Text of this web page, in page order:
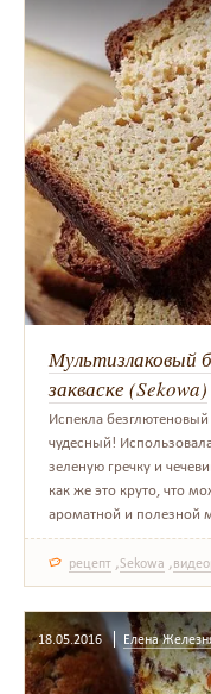
Мультизлаковый
закваске (Sekowa)
Испекла
чудесный!
зеленую гречку и
как же это круто, что
ароматной и полезной
рецепт ,Sekowa ,
18.05.2016 Елена